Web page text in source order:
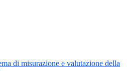
di misurazione e valutazione della